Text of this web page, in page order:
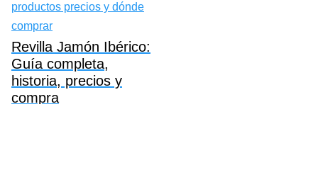
Revilla Jamón Ibérico:
Guía completa,
historia, precios y
compra